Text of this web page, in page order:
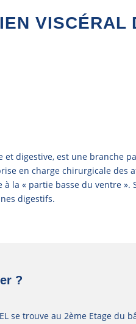
VISCÉRAL
et digestive, est une branche
en charge chirurgicale des
à la « partie basse du ventre
digestifs.
?
se trouve au 2ème Etage du